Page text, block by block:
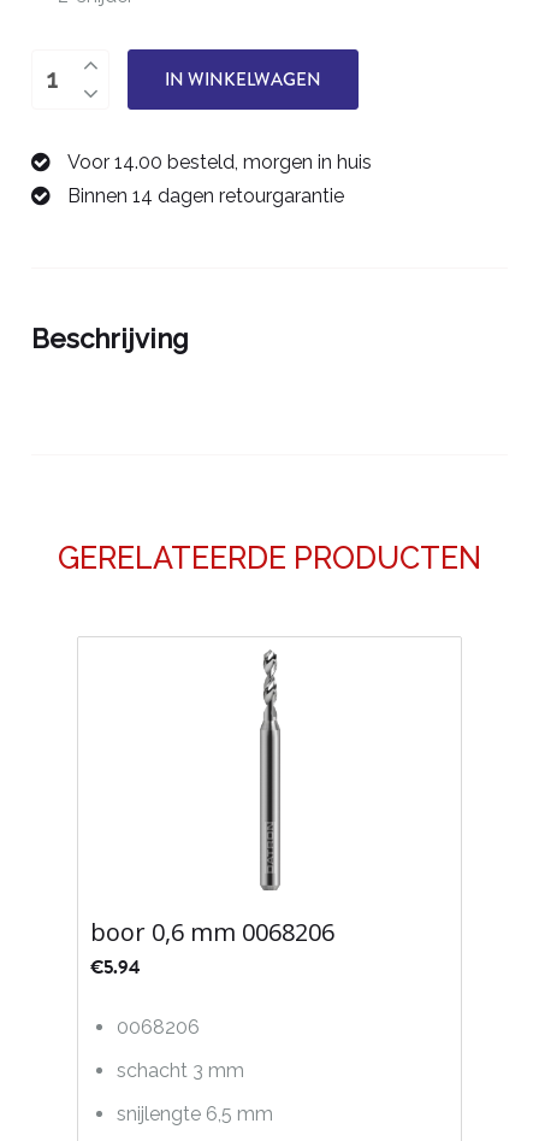
0068719
aantal
IN WINKELWAGEN
Voor 14.00 besteld, morgen in huis
Binnen 14 dagen retourgarantie
Beschrijving
GERELATEERDE PRODUCTEN
boor 0,6 mm 0068206
€5.94
0068206
schacht 3 mm
snijlengte 6,5 mm